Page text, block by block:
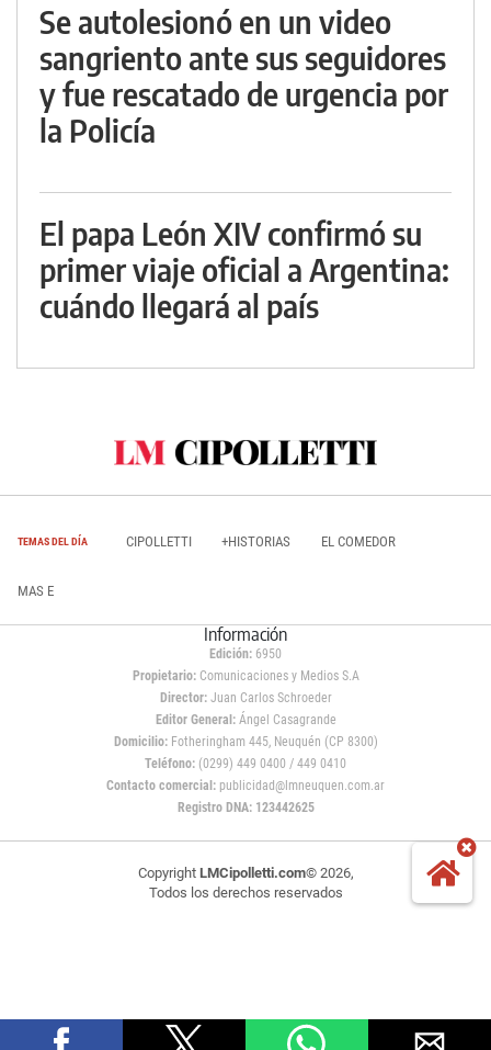
Se autolesionó en un video
sangriento ante sus seguidores
y fue rescatado de urgencia por
la Policía
El papa León XIV confirmó su
primer viaje oficial a Argentina:
cuándo llegará al país
TEMAS DEL DÍA CIPOLLETTI +HISTORIAS EL COMEDOR
MAS E
Información
Edición: 6950
Propietario:Comunicaciones y Medios S.A
Director: Juan Carlos Schroeder
Editor General:Ángel Casagrande
Domicilio:Fotheringham 445, Neuquén (CP 8300)
Teléfono: (0299) 449 0400 / 449 0410
Contacto comercial: publicidad@lmneuquen.com.ar
Registro DNA: 123442625
Copyright LMCipolletti.com© 2026,
Todos los derechos reservados